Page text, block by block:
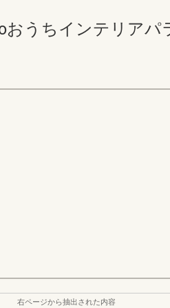
うちインテリアパ
右ページから抽出された内容